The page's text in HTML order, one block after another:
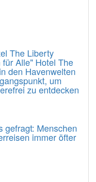
The Liberty
Alle" Hotel The
den Havenwelten
um
zu entdecken
gefragt: Menschen
immer öfter